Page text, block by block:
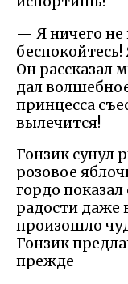
— Я ничего не
Он рассказал
дал
принцесса
вылечится!
Гонзик сунул
розовое
гордо
радости даже
произошло
Гонзик
прежде